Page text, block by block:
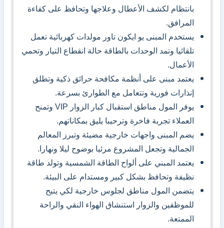
بانتظام لكشف الأعطال وعلاجها وتحافظ على كفاءة
المرافق.
يستخدم المبنى يو ايكون تاور مولدات كهربائية تعمل
تلقائيا وتمد الوحدات بالطاقة حالة انقطاع التيار وتحمي
الأعمال.
يعتمد مبنى على أنظمة مكافحة حرائق ذكية وتطلق
إنذارات فورية وتتعامل مع الطوارئ بسرعة.
يوفر المول مناطق استقبال كبار الزوار VIP وتمنح
العملاء تجربة فاخرة وترحيبا يليق بمكاناتهم.
يضم المبنى واجهات خارجية مضيئة وتبرز المعالم
الجمالية وتجعل المشروع مرئيا بوضوح ليلا ونهارا.
يعتمد المبني على ألواح الطاقة الشمسية وتولد طاقة
نظيفة وتحافظ بشكل كبير ومستدام على البيئة.
يتضمن المول مناطق لجلوس خارجية لكي يتيح
للموظفين والزوار استنشاق الهواء النقي والراحة
الممتعة.